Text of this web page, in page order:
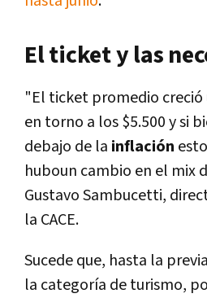
El ticket y las
"El ticket promedio creció
en torno a los $5.500 y si
debajo de la inflación
huboun cambio en el mix
Gustavo Sambucetti,
la CACE.
Sucede que, hasta la
la categoría de turismo,